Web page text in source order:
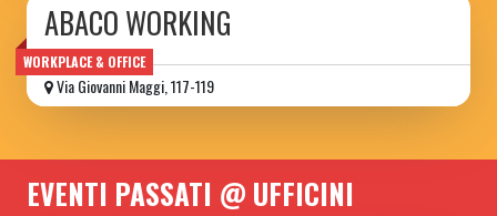
WORKPLACE & OFFICE
ABACO WORKING
Via Giovanni Maggi, 117-119
EVENTI PASSATI @ UFFICINI